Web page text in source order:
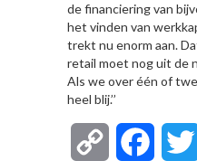
de financiering van
het vinden van
trekt nu enorm aan.
retail moet nog uit de
Als we over één of
heel blij.’’
Copy